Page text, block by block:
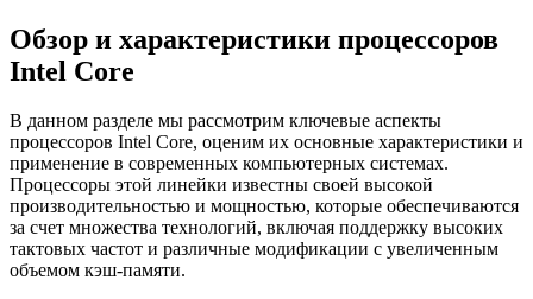
Обзор и характеристики процессоров
Intel Core
В данном разделе мы рассмотрим ключевые аспекты
процессоров Intel Core, оценим их основные характеристики и
применение в современных компьютерных системах.
Процессоры этой линейки известны своей высокой
производительностью и мощностью, которые обеспечиваются
за счет множества технологий, включая поддержку высоких
тактовых частот и различные модификации с увеличенным
объемом кэш-памяти.